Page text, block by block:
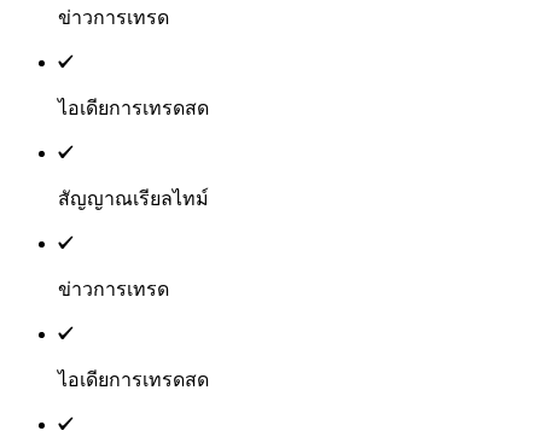
ข่าวการเทรด
ไอเดียการเทรดสด
สัญญาณเรียลไทม์
ข่าวการเทรด
ไอเดียการเทรดสด